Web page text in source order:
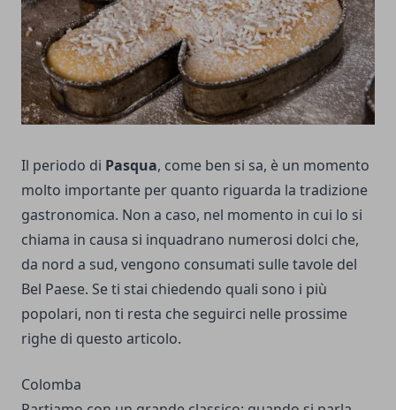
Il periodo di Pasqua, come ben si sa, è un momento
molto importante per quanto riguarda la tradizione
gastronomica. Non a caso, nel momento in cui lo si
chiama in causa si inquadrano numerosi dolci che,
da nord a sud, vengono consumati sulle tavole del
Bel Paese. Se ti stai chiedendo quali sono i più
popolari, non ti resta che seguirci nelle prossime
righe di questo articolo.
Colomba